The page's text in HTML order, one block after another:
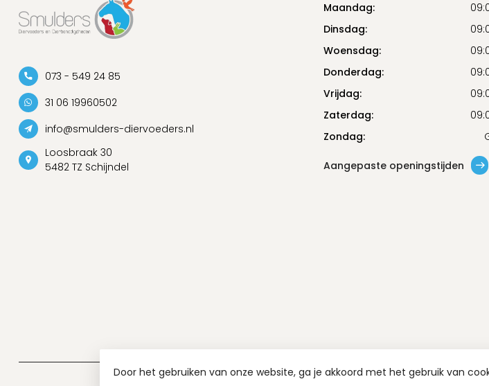
073 - 549 24 85
31 06 19960502
info@smulders-diervoeders.nl
Loosbraak 30
5482 TZ Schijndel
Maandag:
Dinsdag:
Woensdag:
Donderdag:
Vrijdag:
Zaterdag:
Zondag:
Aangepaste openingstijden
Door het gebruiken van onze website, ga je akkoord met het gebruik van